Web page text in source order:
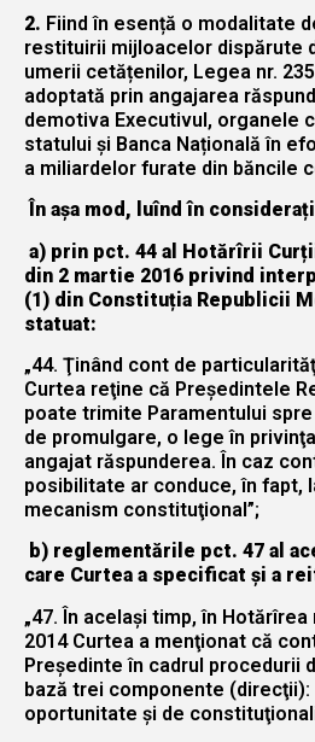
2. Fiind în esență o modalitate
restituirii mijloacelor dispărute
umerii cetățenilor, Legea nr.
adoptată prin angajarea
demotiva Executivul, organele
statului și Banca Națională în
a miliardelor furate din băncile
În așa mod, luînd în
a) prin pct. 44 al Hotărîrii
din 2 martie 2016 privind
(1) din Constituția Republicii
statuat:
„44. Ţinând cont de
Curtea reţine că Preşedintele
poate trimite Paramentului
de promulgare, o lege în
angajat răspunderea. În caz
posibilitate ar conduce, în fapt,
mecanism constituţional”;
b) reglementările pct. 47 al
care Curtea a specificat și a
„47. În acelaşi timp, în
2014 Curtea a menţionat că
Preşedinte în cadrul procedurii
bază trei componente (direcţii):
oportunitate şi de